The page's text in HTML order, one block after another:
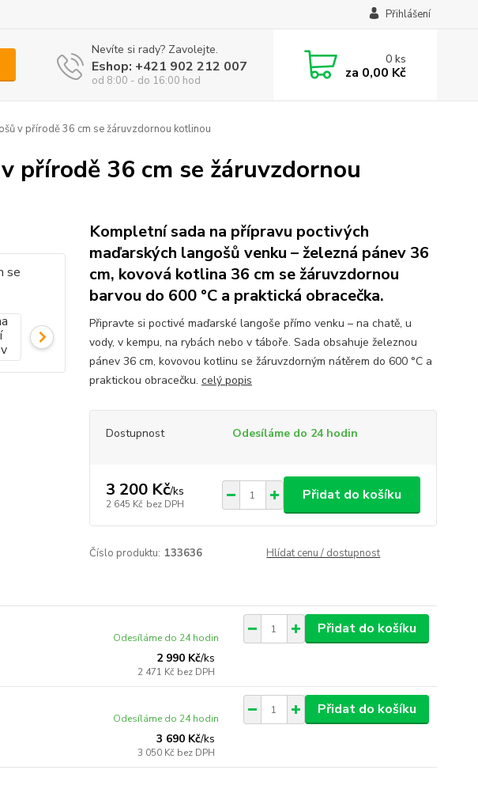
Přihlášení
Nevíte si rady? Zavolejte.
Eshop: +421 902 212 007
od 8:00 - do 16:00 hod
0ks
za 0,00 Kč
v přírodě 36 cm se žáruvzdornou kotlinou
přírodě 36 cm se žáruvzdornou
Kompletní sada na přípravu poctivých
maďarských langošů venku – železná pánev 36
cm, kovová kotlina 36 cm se žáruvzdornou
barvou do 600 °C a praktická obracečka.
Připravte si poctivé maďarské langoše přímo venku – na chatě, u
vody, v kempu, na rybách nebo v táboře. Sada obsahuje železnou
pánev 36 cm, kovovou kotlinu se žáruvzdorným nátěrem do 600 °C a
praktickou obracečku. celý popis
Dostupnost Odesíláme do 24 hodin
3 200 Kč/ks
2 645 Kč bez DPH
Přidat do košíku
Číslo produktu: 133636 Hlídat cenu / dostupnost
2 990 Kč/ks
2 471 Kč bez DPH
Odesíláme do 24 hodin
Přidat do košíku
3 690 Kč/ks
3 050 Kč bez DPH
Odesíláme do 24 hodin
Přidat do košíku